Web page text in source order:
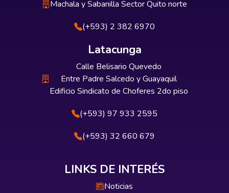
Machala y Sabanilla Sector Quito norte
(+593) 2 382 6970
Latacunga
Calle Belisario Quevedo
Entre Padre Salcedo y Guayaquil
Edificio Sindicato de Choferes 2do piso
(+593) 97 933 2595
(+593) 32 660 679
LINKS DE INTERÉS
Noticias